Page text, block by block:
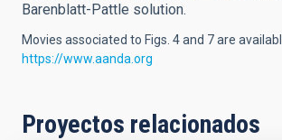
Barenblatt-Pattle solution.
Movies associated to Figs. 4 and 7 are
https://www.aanda.org
Proyectos relacionados